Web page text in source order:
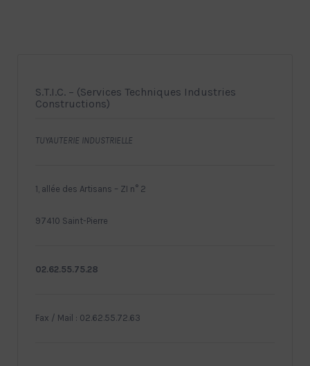
S.T.I.C. – (Services Techniques Industries
Constructions)
TUYAUTERIE INDUSTRIELLE
1, allée des Artisans – ZI n° 2
97410 Saint-Pierre
02.62.55.75.28
Fax / Mail : 02.62.55.72.63